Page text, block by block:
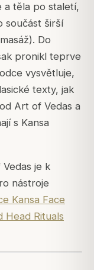
a těla po staletí,
součást širší
Do
pronikl teprve
vysvětluje,
texty, jak
Art of Vedas a
s Kansa
je k
nástroje
Kansa Face
Head Rituals